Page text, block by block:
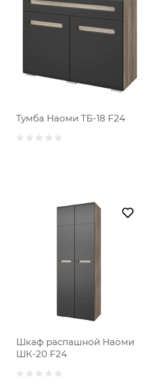
Тумба Наоми ТБ-18 F24
Шкаф распашной Наоми
ШК-20 F24